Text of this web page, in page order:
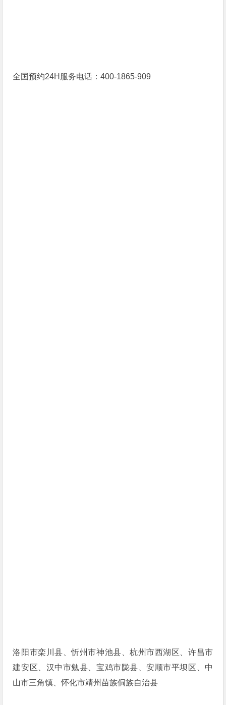
全国预约24H服务电话：400-1865-909
洛阳市栾川县、忻州市神池县、杭州市西湖区、许昌市
建安区、汉中市勉县、宝鸡市陇县、安顺市平坝区、中
山市三角镇、怀化市靖州苗族侗族自治县